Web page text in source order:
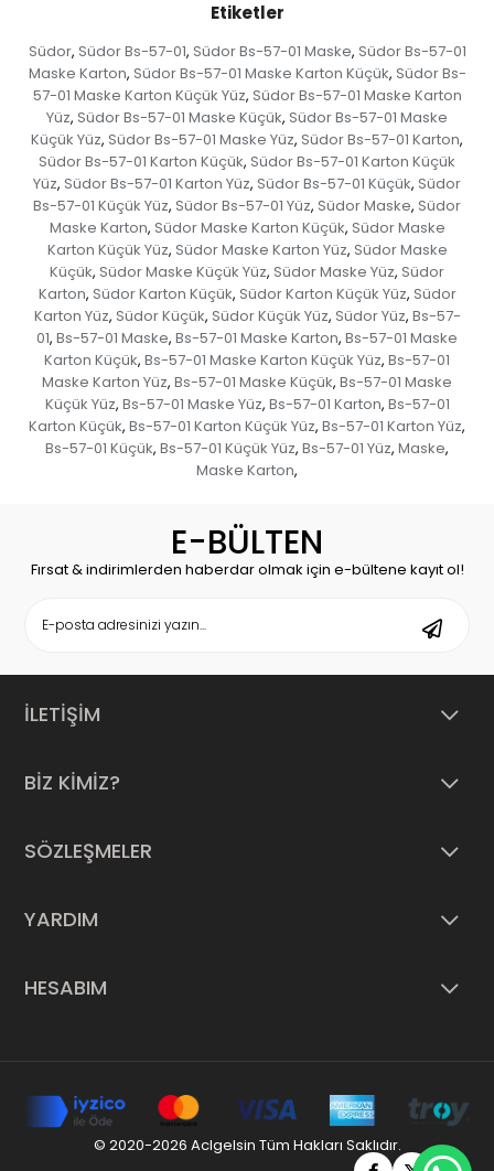
Etiketler
Südor, Südor Bs-57-01, Südor Bs-57-01 Maske, Südor Bs-57-01
Maske Karton, Südor Bs-57-01 Maske Karton Küçük, Südor Bs-
57-01 Maske Karton Küçük Yüz, Südor Bs-57-01 Maske Karton
Yüz, Südor Bs-57-01 Maske Küçük, Südor Bs-57-01 Maske
Küçük Yüz, Südor Bs-57-01 Maske Yüz, Südor Bs-57-01 Karton,
Südor Bs-57-01 Karton Küçük, Südor Bs-57-01 Karton Küçük
Yüz, Südor Bs-57-01 Karton Yüz, Südor Bs-57-01 Küçük, Südor
Bs-57-01 Küçük Yüz, Südor Bs-57-01 Yüz, Südor Maske, Südor
Maske Karton, Südor Maske Karton Küçük, Südor Maske
Karton Küçük Yüz, Südor Maske Karton Yüz, Südor Maske
Küçük, Südor Maske Küçük Yüz, Südor Maske Yüz, Südor
Karton, Südor Karton Küçük, Südor Karton Küçük Yüz, Südor
Karton Yüz, Südor Küçük, Südor Küçük Yüz, Südor Yüz, Bs-57-
01, Bs-57-01 Maske, Bs-57-01 Maske Karton, Bs-57-01 Maske
Karton Küçük, Bs-57-01 Maske Karton Küçük Yüz, Bs-57-01
Maske Karton Yüz, Bs-57-01 Maske Küçük, Bs-57-01 Maske
Küçük Yüz, Bs-57-01 Maske Yüz, Bs-57-01 Karton, Bs-57-01
Karton Küçük, Bs-57-01 Karton Küçük Yüz, Bs-57-01 Karton Yüz,
Bs-57-01 Küçük, Bs-57-01 Küçük Yüz, Bs-57-01 Yüz, Maske,
Maske Karton,
E-BÜLTEN
Fırsat & indirimlerden haberdar olmak için e-bültene kayıt ol!
İLETİŞİM
BİZ KİMİZ?
SÖZLEŞMELER
YARDIM
HESABIM
© 2020-2026 Aclgelsin Tüm Hakları Saklıdır.